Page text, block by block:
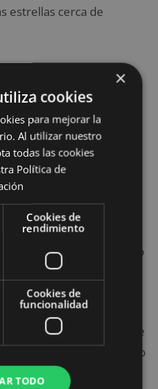
estrellas cerca de
de
como
de gusano,
ficción suele
si un agujero de gusano
espaciales
pasar.
se necesitaría una fuente
abierto el agujero
se sabe cómo llevar a
×
cookies
para mejorar la
Al utilizar nuestro
todas las cookies
Política de
Cookies de
rendimiento
Cookies de
funcionalidad
TODO